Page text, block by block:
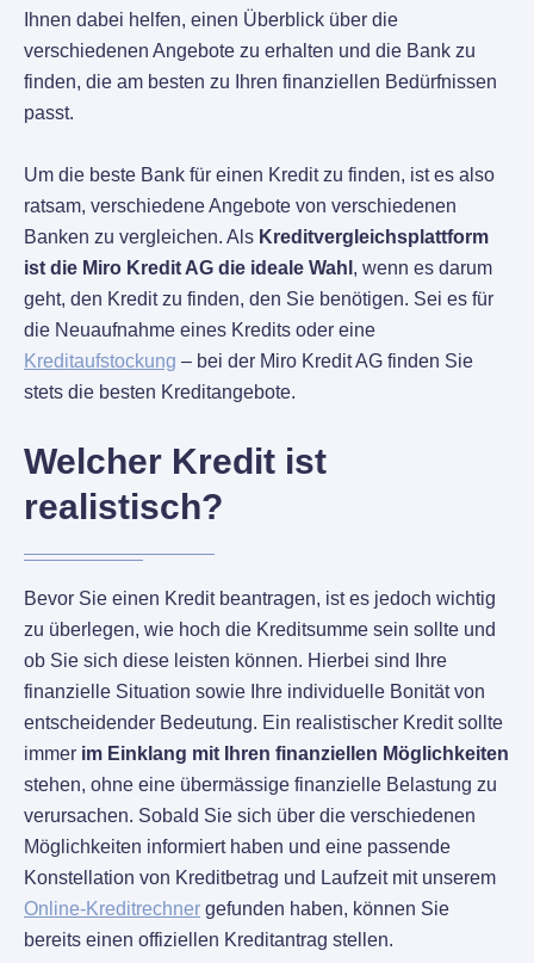
Ihnen dabei helfen, einen Überblick über die
verschiedenen Angebote zu erhalten und die Bank zu
finden, die am besten zu Ihren finanziellen Bedürfnissen
passt.
Um die beste Bank für einen Kredit zu finden, ist es also
ratsam, verschiedene Angebote von verschiedenen
Banken zu vergleichen. Als Kreditvergleichsplattform
ist die Miro Kredit AG die ideale Wahl , wenn es darum
geht, den Kredit zu finden, den Sie benötigen. Sei es für
die Neuaufnahme eines Kredits oder eine
Kreditaufstockung – bei der Miro Kredit AG finden Sie
stets die besten Kreditangebote.
Welcher Kredit ist
realistisch?
Bevor Sie einen Kredit beantragen, ist es jedoch wichtig
zu überlegen, wie hoch die Kreditsumme sein sollte und
ob Sie sich diese leisten können. Hierbei sind Ihre
finanzielle Situation sowie Ihre individuelle Bonität von
entscheidender Bedeutung. Ein realistischer Kredit sollte
immer im Einklang mit Ihren finanziellen Möglichkeiten
stehen, ohne eine übermässige finanzielle Belastung zu
verursachen. Sobald Sie sich über die verschiedenen
Möglichkeiten informiert haben und eine passende
Konstellation von Kreditbetrag und Laufzeit mit unserem
Online-Kreditrechner gefunden haben, können Sie
bereits einen offiziellen Kreditantrag stellen.